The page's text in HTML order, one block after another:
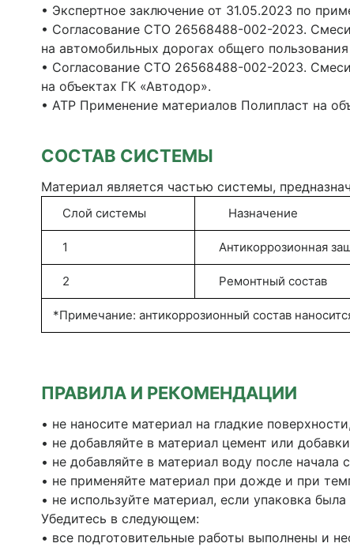
• Экспертное заключение от 31.05.2023 по
• Согласование СТО 26568488-002-2023.
на автомобильных дорогах общего
• Согласование СТО 26568488-002-2023.
на объектах ГК «Автодор».
• АТР Применение материалов Полипласт на
СОСТАВ СИСТЕМЫ
Материал является частью системы,
Слой системы Назначение
1 Антикоррозионная
2 Ремонтный состав
*Примечание: антикоррозионный состав
ПРАВИЛА И РЕКОМЕНДАЦИИ
• не наносите материал на гладкие
• не добавляйте в материал цемент или
• не добавляйте в материал воду после начала
• не применяйте материал при дожде и при
• не используйте материал, если упаковка
Убедитесь в следующем:
• все подготовительные работы выполнены и